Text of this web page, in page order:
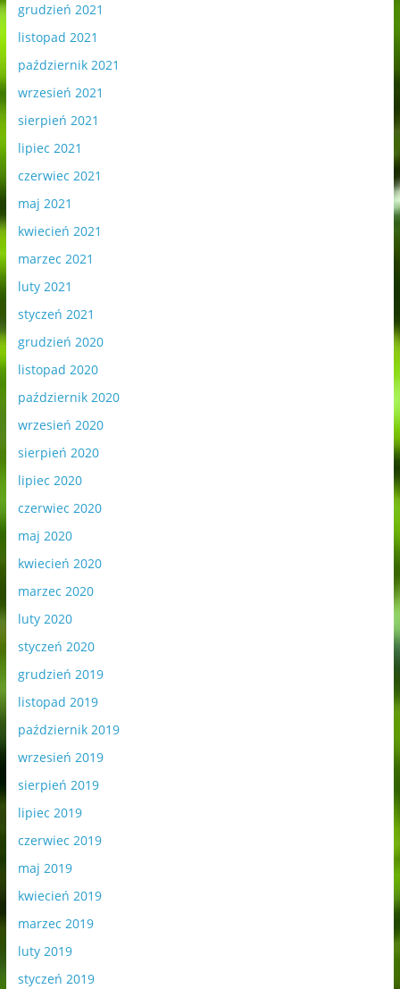
grudzień 2021
listopad 2021
październik 2021
wrzesień 2021
sierpień 2021
lipiec 2021
czerwiec 2021
maj 2021
kwiecień 2021
marzec 2021
luty 2021
styczeń 2021
grudzień 2020
listopad 2020
październik 2020
wrzesień 2020
sierpień 2020
lipiec 2020
czerwiec 2020
maj 2020
kwiecień 2020
marzec 2020
luty 2020
styczeń 2020
grudzień 2019
listopad 2019
październik 2019
wrzesień 2019
sierpień 2019
lipiec 2019
czerwiec 2019
maj 2019
kwiecień 2019
marzec 2019
luty 2019
styczeń 2019